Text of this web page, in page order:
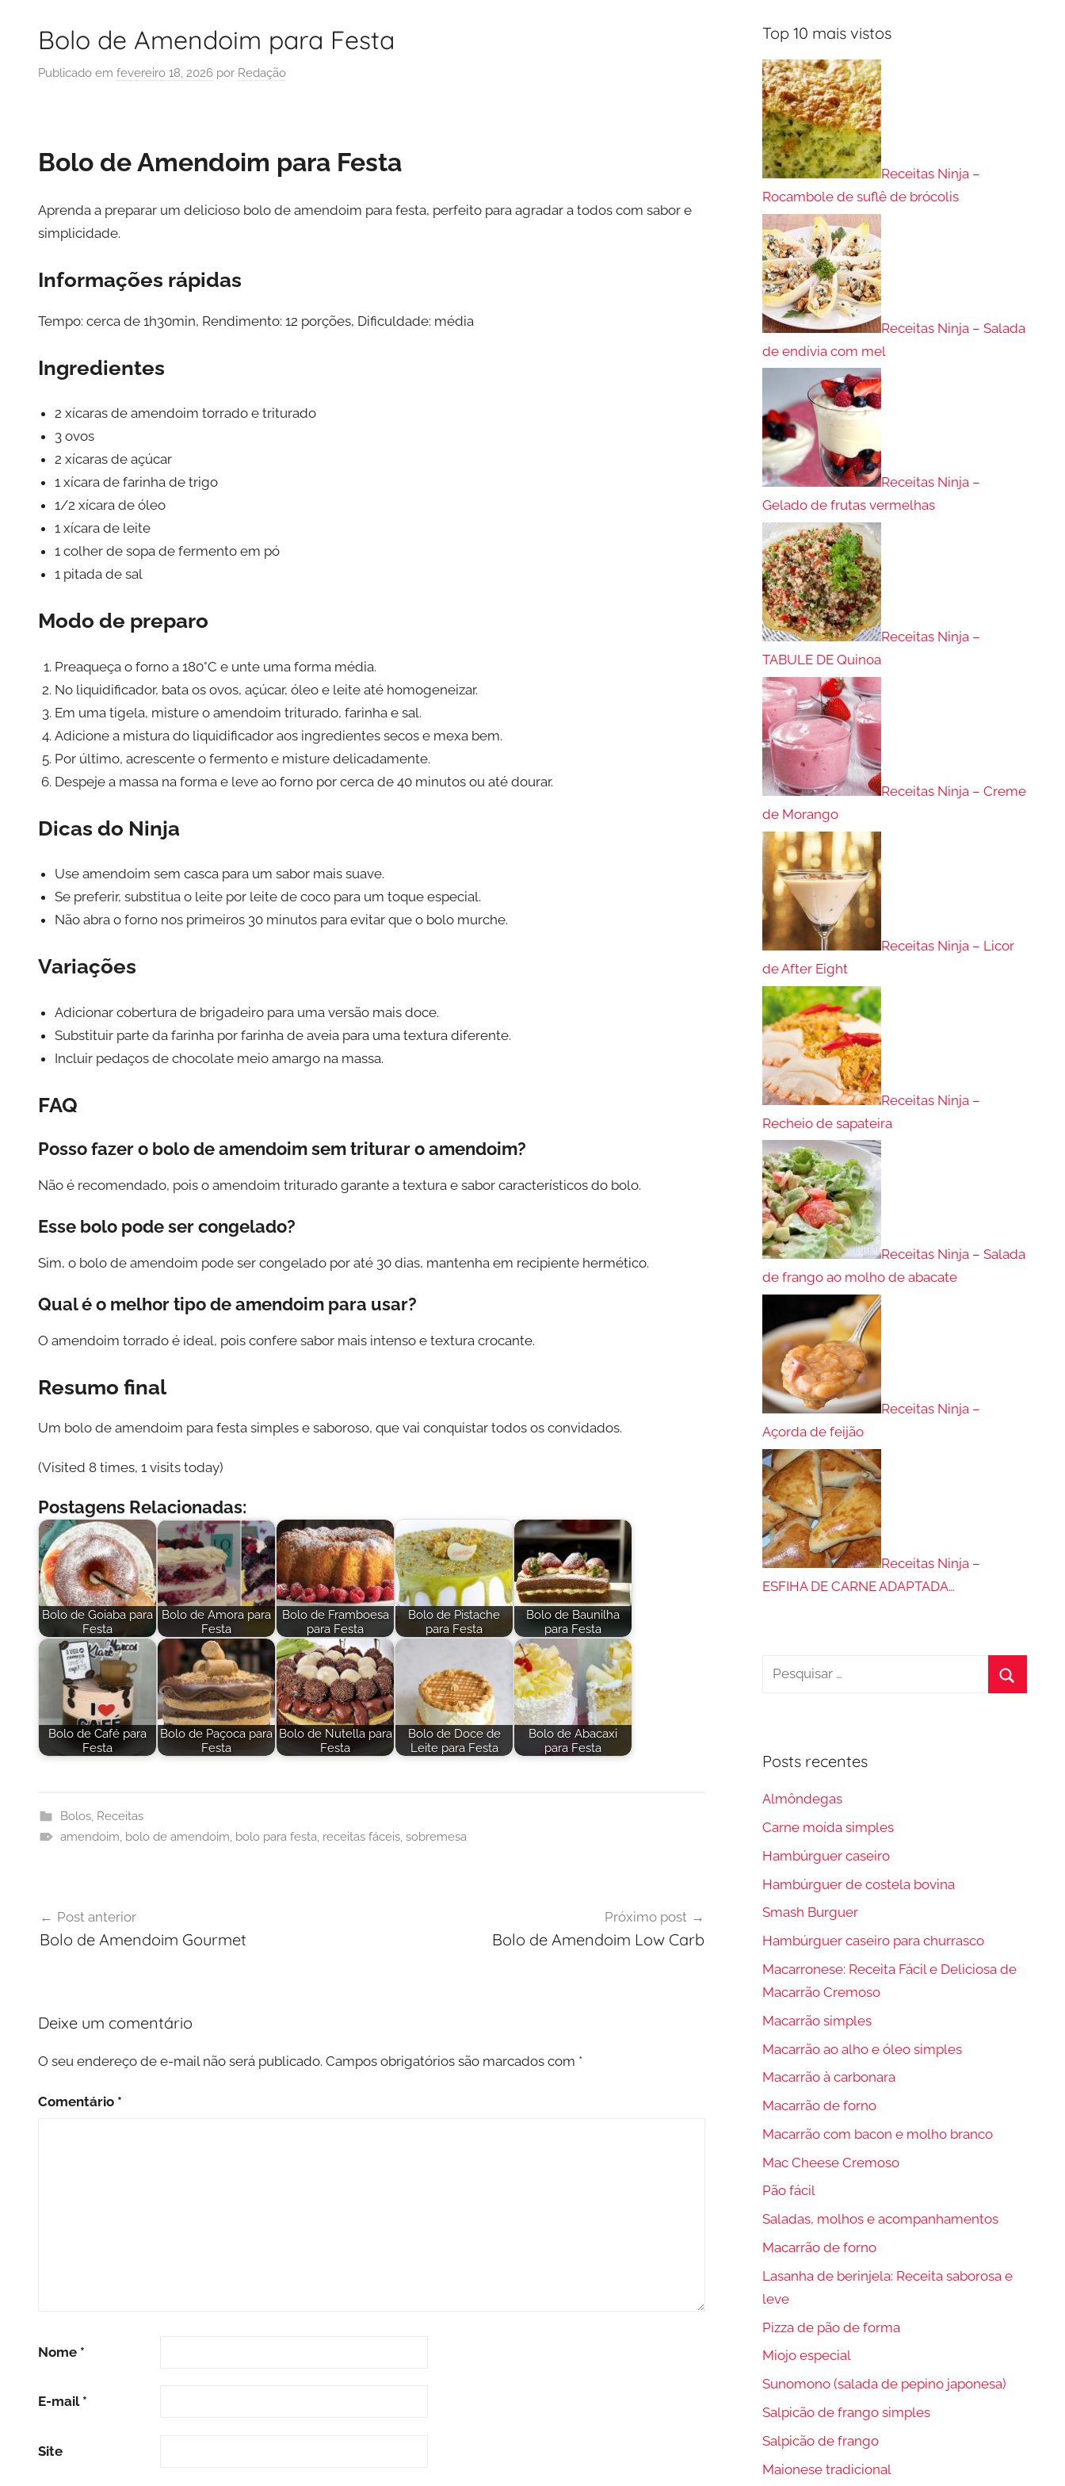
Bolo de Amendoim para Festa
Publicado em fevereiro 18, 2026 por Redação
Bolo de Amendoim para Festa
Aprenda a preparar um delicioso bolo de amendoim para festa, perfeito para agradar a todos com sabor e
simplicidade.
Informações rápidas
Tempo: cerca de 1h30min, Rendimento: 12 porções, Dificuldade: média
Ingredientes
2 xícaras de amendoim torrado e triturado
3 ovos
2 xícaras de açúcar
1 xícara de farinha de trigo
1/2 xícara de óleo
1 xícara de leite
1 colher de sopa de fermento em pó
1 pitada de sal
Modo de preparo
Preaqueça o forno a 180°C e unte uma forma média.
No liquidificador, bata os ovos, açúcar, óleo e leite até homogeneizar.
Em uma tigela, misture o amendoim triturado, farinha e sal.
Adicione a mistura do liquidificador aos ingredientes secos e mexa bem.
Por último, acrescente o fermento e misture delicadamente.
Despeje a massa na forma e leve ao forno por cerca de 40 minutos ou até dourar.
Dicas do Ninja
Use amendoim sem casca para um sabor mais suave.
Se preferir, substitua o leite por leite de coco para um toque especial.
Não abra o forno nos primeiros 30 minutos para evitar que o bolo murche.
Variações
Adicionar cobertura de brigadeiro para uma versão mais doce.
Substituir parte da farinha por farinha de aveia para uma textura diferente.
Incluir pedaços de chocolate meio amargo na massa.
FAQ
Posso fazer o bolo de amendoim sem triturar o amendoim?
Não é recomendado, pois o amendoim triturado garante a textura e sabor característicos do bolo.
Esse bolo pode ser congelado?
Sim, o bolo de amendoim pode ser congelado por até 30 dias, mantenha em recipiente hermético.
Qual é o melhor tipo de amendoim para usar?
O amendoim torrado é ideal, pois confere sabor mais intenso e textura crocante.
Resumo final
Um bolo de amendoim para festa simples e saboroso, que vai conquistar todos os convidados.
(Visited 8 times, 1 visits today)
Postagens Relacionadas:
Bolo de Goiaba para
Festa
Bolo de Amora para
Festa
Bolo de Framboesa
para Festa
Bolo de Pistache
para Festa
Bolo de Baunilha
para Festa
Bolo de Café para
Festa
Bolo de Paçoca para
Festa
Bolo de Nutella para
Festa
Bolo de Doce de
Leite para Festa
Bolo de Abacaxi
para Festa
Bolos, Receitas
amendoim, bolo de amendoim, bolo para festa, receitas fáceis, sobremesa
de
Post anterior
Bolo de Amendoim Gourmet
Próximo post
Bolo de Amendoim Low Carb
Deixe um comentário
O seu endereço de e-mail não será publicado. Campos obrigatórios são marcados com *
Comentário *
Nome *
E-mail *
Site
Top 10 mais vistos
Receitas Ninja –
Rocambole de suflê de brócolis
Receitas Ninja – Salada
de endívia com mel
Receitas Ninja –
Gelado de frutas vermelhas
Receitas Ninja –
TABULE DE Quinoa
Receitas Ninja – Creme
de Morango
Receitas Ninja – Licor
de After Eight
Receitas Ninja –
Recheio de sapateira
Receitas Ninja – Salada
de frango ao molho de abacate
Receitas Ninja –
Açorda de feijão
Receitas Ninja –
ESFIHA DE CARNE ADAPTADA…
Pesquisar
Posts recentes
Almôndegas
Carne moída simples
Hambúrguer caseiro
Hambúrguer de costela bovina
Smash Burguer
Hambúrguer caseiro para churrasco
Macarronese: Receita Fácil e Deliciosa de
Macarrão Cremoso
Macarrão simples
Macarrão ao alho e óleo simples
Macarrão à carbonara
Macarrão de forno
Macarrão com bacon e molho branco
Mac Cheese Cremoso
Pão fácil
Saladas, molhos e acompanhamentos
Macarrão de forno
Lasanha de berinjela: Receita saborosa e
leve
Pizza de pão de forma
Miojo especial
Sunomono (salada de pepino japonesa)
Salpicão de frango simples
Salpicão de frango
Maionese tradicional